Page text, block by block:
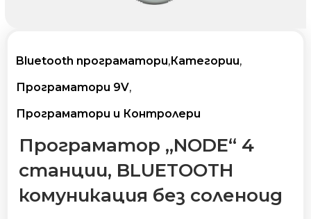
Bluetooth програматори,Категории,
Програматори 9V,
Програматори и Контролери
Програматор „NODE“ 4
станции, BLUETOOTH
комуникация без соленоид